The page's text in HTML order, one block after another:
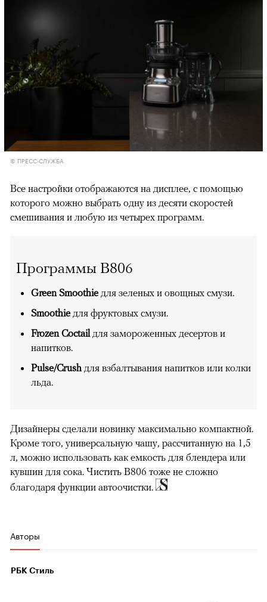
© ПРЕСС-СЛУЖБА
Все настройки отображаются на дисплее, с помощью
которого можно выбрать одну из десяти скоростей
смешивания и любую из четырех программ.
Программы B806
Green Smoothieдля зеленых и овощных смузи.
Smoothieдля фруктовых смузи.
Frozen Coctailдля замороженных десертов и
напитков.
Pulse/Crush для взбалтывания напитков или колки
льда.
Дизайнеры сделали новинку максимально компактной.
Кроме того, универсальную чашу, рассчитанную на 1,5
л, можно использовать как емкость для блендера или
кувшин для сока. Чистить B806 тоже не сложно
благодаря функции автоочистки.
Авторы
РБК Стиль